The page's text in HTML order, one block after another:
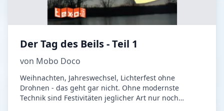
Der Tag des Beils - Teil 1
von Mobo Doco
Weihnachten, Jahreswechsel, Lichterfest ohne
Drohnen - das geht gar nicht. Ohne modernste
Technik sind Festivitäten jeglicher Art nur noch